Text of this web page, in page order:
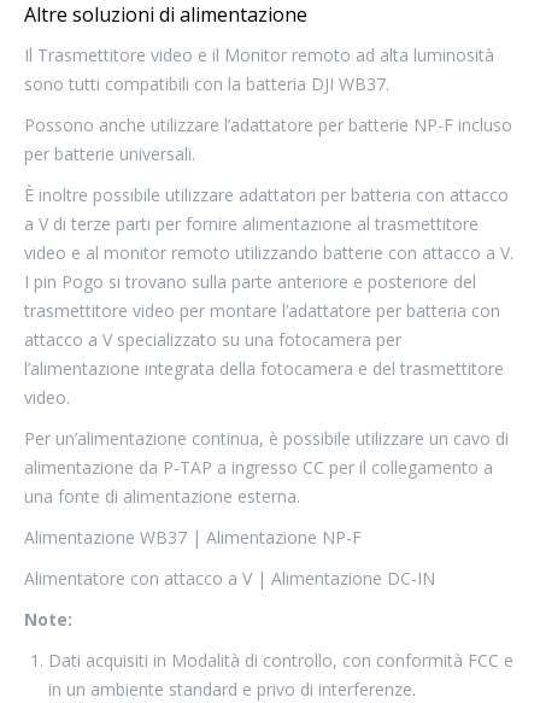
Altre soluzioni di alimentazione
Il Trasmettitore video e il Monitor remoto ad alta luminosità
sono tutti compatibili con la batteria DJI WB37.
Possono anche utilizzare l’adattatore per batterie NP-F incluso
per batterie universali.
È inoltre possibile utilizzare adattatori per batteria con attacco
a V di terze parti per fornire alimentazione al trasmettitore
video e al monitor remoto utilizzando batterie con attacco a V.
I pin Pogo si trovano sulla parte anteriore e posteriore del
trasmettitore video per montare l’adattatore per batteria con
attacco a V specializzato su una fotocamera per
l’alimentazione integrata della fotocamera e del trasmettitore
video.
Per un’alimentazione continua, è possibile utilizzare un cavo di
alimentazione da P-TAP a ingresso CC per il collegamento a
una fonte di alimentazione esterna.
Alimentazione WB37 | Alimentazione NP-F
Alimentatore con attacco a V | Alimentazione DC-IN
Note:
Dati acquisiti in Modalità di controllo, con conformità FCC e
in un ambiente standard e privo di interferenze.